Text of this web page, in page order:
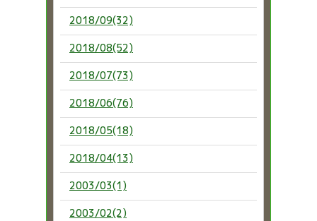
2018/09(32)
2018/08(52)
2018/07(73)
2018/06(76)
2018/05(18)
2018/04(13)
2003/03(1)
2003/02(2)